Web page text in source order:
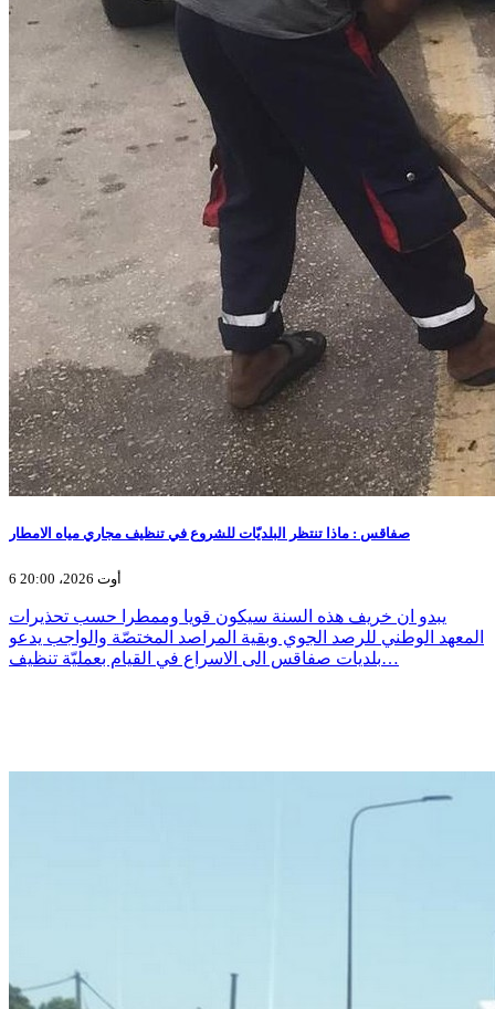
صفاقس : ماذا تنتظر البلديّات للشروع في تنظيف مجاري مياه الامطار
6 أوت 2026، 20:00
يبدو ان خريف هذه السنة سيكون قويا وممطرا حسب تحذيرات
المعهد الوطني للرصد الجوي وبقية المراصد المختصّة والواجب يدعو
بلديات صفاقس الى الاسراع في القيام بعمليّة تنظيف…